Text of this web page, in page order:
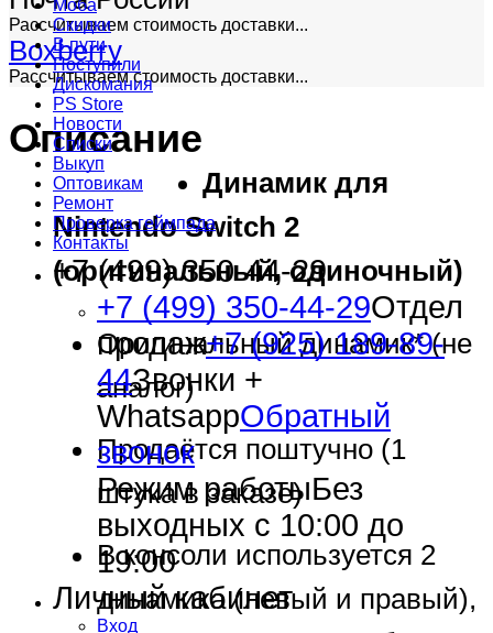
Моба
Скидки
В пути
Поступили
Дискомания
PS Store
Новости
Списки
Выкуп
Оптовикам
Ремонт
Проверка геймпада
Контакты
+7 (499) 350-44-29
+7 (499) 350-44-29Отдел
продаж+7 (925) 189-89-
44Звонки +
WhatsappОбратный
звонок
Режим работыБез
выходных с 10:00 до
19:00
Личный кабинет
Вход
Рассчитываем стоимость доставки...
Boxberry
Рассчитываем стоимость доставки...
Описание
Динамик для
Nintendo Switch 2
(оригинальный, одиночный)
Оригинальный динамик* (не
аналог)
Продаётся поштучно (1
штука в заказе)
В консоли используется 2
динамика (левый и правый),